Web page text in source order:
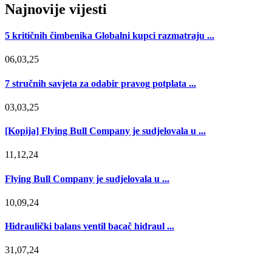
Najnovije vijesti
5 kritičnih čimbenika Globalni kupci razmatraju ...
06,03,25
7 stručnih savjeta za odabir pravog potplata ...
03,03,25
[Kopija] Flying Bull Company je sudjelovala u ...
11,12,24
Flying Bull Company je sudjelovala u ...
10,09,24
Hidraulički balans ventil bacač hidraul ...
31,07,24